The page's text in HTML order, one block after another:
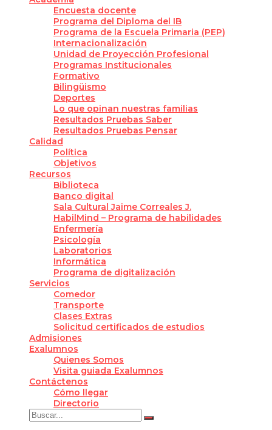
Encuesta docente
Programa del Diploma del IB
Programa de la Escuela Primaria (PEP)
Internacionalización
Unidad de Proyección Profesional
Programas Institucionales
Formativo
Bilingüismo
Deportes
Lo que opinan nuestras familias
Resultados Pruebas Saber
Resultados Pruebas Pensar
Calidad
Política
Objetivos
Recursos
Biblioteca
Banco digital
Sala Cultural Jaime Correales J.
HabilMind – Programa de habilidades
Enfermería
Psicología
Laboratorios
Informática
Programa de digitalización
Servicios
Comedor
Transporte
Clases Extras
Solicitud certificados de estudios
Admisiones
Exalumnos
Quienes Somos
Visita guiada Exalumnos
Contáctenos
Cómo llegar
Directorio